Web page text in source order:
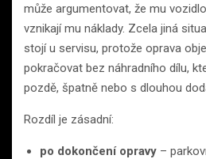
může argumentovat, že mu
vznikají mu náklady. Zcela jiná
stojí u servisu, protože oprava
pokračovat bez náhradního dílu,
pozdě, špatně nebo s dlouhou
Rozdíl je zásadní:
po dokončení opravy –